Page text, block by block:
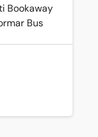
Bookaway
Bus